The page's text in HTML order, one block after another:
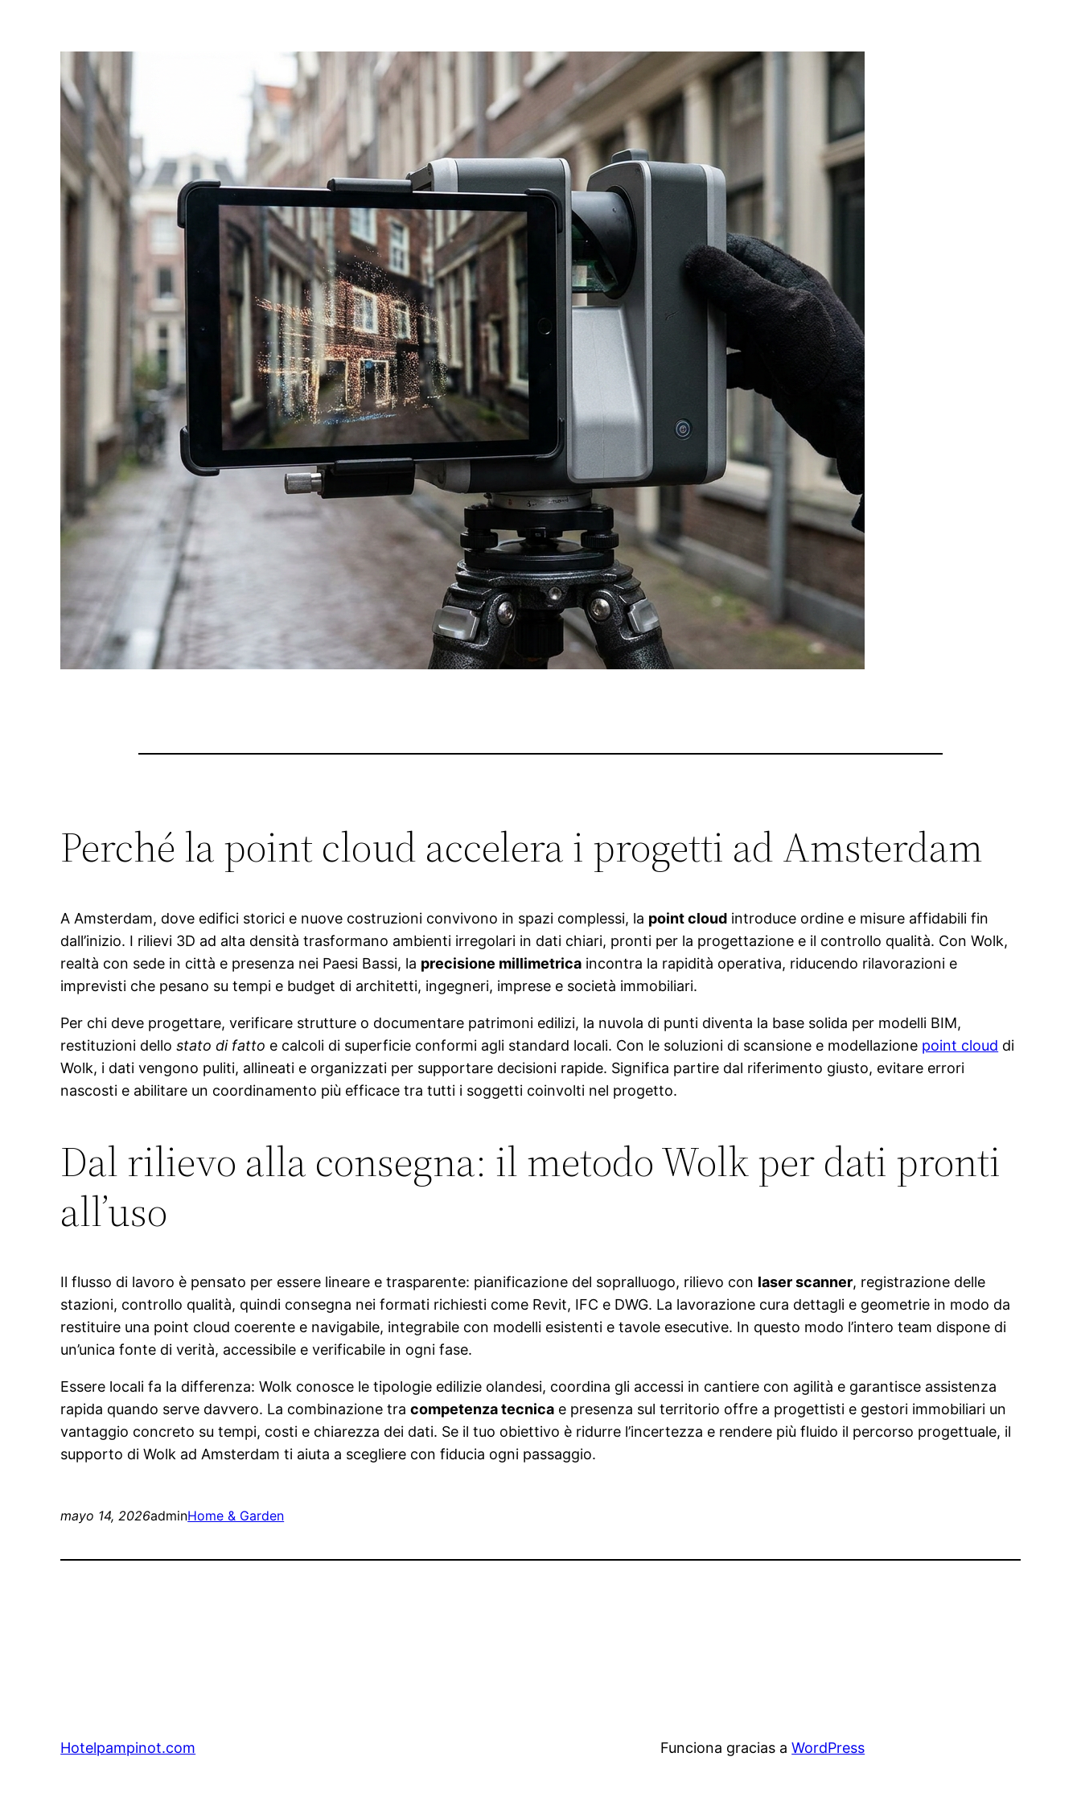
Perché la point cloud accelera i progetti ad Amsterdam
A Amsterdam, dove edifici storici e nuove costruzioni convivono in spazi complessi, la point cloud introduce ordine e misure affidabili fin
dall’inizio. I rilievi 3D ad alta densità trasformano ambienti irregolari in dati chiari, pronti per la progettazione e il controllo qualità. Con Wolk,
realtà con sede in città e presenza nei Paesi Bassi, la precisione millimetrica incontra la rapidità operativa, riducendo rilavorazioni e
imprevisti che pesano su tempi e budget di architetti, ingegneri, imprese e società immobiliari.
Per chi deve progettare, verificare strutture o documentare patrimoni edilizi, la nuvola di punti diventa la base solida per modelli BIM,
restituzioni dellostato di fatto e calcoli di superficie conformi agli standard locali. Con le soluzioni di scansione e modellazione point cloud di
Wolk, i dati vengono puliti, allineati e organizzati per supportare decisioni rapide. Significa partire dal riferimento giusto, evitare errori
nascosti e abilitare un coordinamento più efficace tra tutti i soggetti coinvolti nel progetto.
Dal rilievo alla consegna: il metodo Wolk per dati pronti
all’uso
Il flusso di lavoro è pensato per essere lineare e trasparente: pianificazione del sopralluogo, rilievo con laser scanner, registrazione delle
stazioni, controllo qualità, quindi consegna nei formati richiesti come Revit, IFC e DWG. La lavorazione cura dettagli e geometrie in modo da
restituire una point cloud coerente e navigabile, integrabile con modelli esistenti e tavole esecutive. In questo modo l’intero team dispone di
un’unica fonte di verità, accessibile e verificabile in ogni fase.
Essere locali fa la differenza: Wolk conosce le tipologie edilizie olandesi, coordina gli accessi in cantiere con agilità e garantisce assistenza
rapida quando serve davvero. La combinazione tracompetenza tecnica e presenza sul territorio offre a progettisti e gestori immobiliari un
vantaggio concreto su tempi, costi e chiarezza dei dati. Se il tuo obiettivo è ridurre l’incertezza e rendere più fluido il percorso progettuale, il
supporto di Wolk ad Amsterdam ti aiuta a scegliere con fiducia ogni passaggio.
mayo 14, 2026adminHome & Garden
Hotelpampinot.com Funciona gracias aWordPress